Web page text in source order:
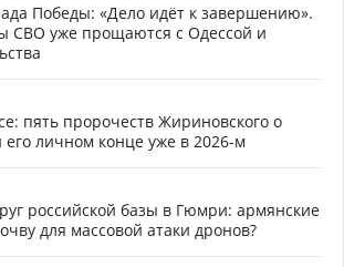
Победы: «Дело идёт к завершению».
СВО уже прощаются с Одессой и
пять пророчеств Жириновского о
личном конце уже в 2026-м
российской базы в Гюмри: армянские
для массовой атаки дронов?